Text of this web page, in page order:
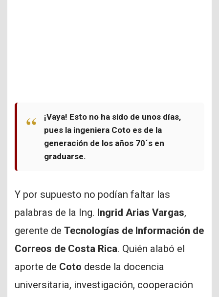
¡Vaya! Esto no ha sido de unos días,
pues la ingeniera Coto es de la
generación de los años 70´s en
graduarse.
Y por supuesto no podían faltar las
palabras de la Ing. Ingrid Arias Vargas,
gerente de Tecnologías de Información de
Correos de Costa Rica. Quién alabó el
aporte de Coto desde la docencia
universitaria, investigación, cooperación